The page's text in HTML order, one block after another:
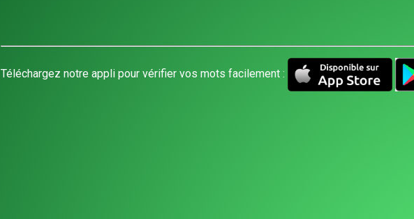
Téléchargez notre appli pour vérifier vos mots facilement :